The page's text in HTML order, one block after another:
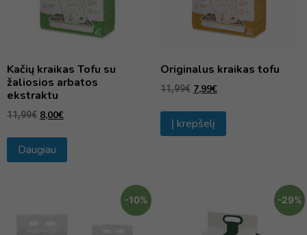
Kačių kraikas Tofu su
žaliosios arbatos
ekstraktu
11,99€ 8,00€
Daugiau
Originalus kraikas tofu
11,99€ 7,99€
Į krepšelį
-10% -29%